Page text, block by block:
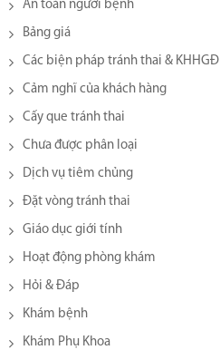
An toàn người bệnh
Bảng giá
Các biện pháp tránh thai & KHHGĐ
Cảm nghĩ của khách hàng
Cấy que tránh thai
Chưa được phân loại
Dịch vụ tiêm chủng
Đặt vòng tránh thai
Giáo dục giới tính
Hoạt động phòng khám
Hỏi & Đáp
Khám bệnh
Khám Phụ Khoa